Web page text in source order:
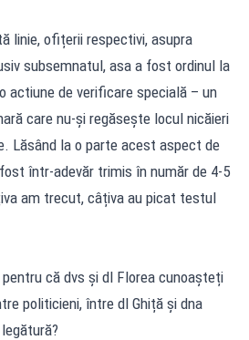
linie, ofițerii respectivi, asupra
subsemnatul, asa a fost ordinul la
actiune de verificare specială – un
care nu-și regăsește locul nicăieri
Lăsând la o parte acest aspect de
într-adevăr trimis în număr de 4-5
am trecut, câțiva au picat testul
că dvs și dl Florea cunoașteți
politicieni, între dl Ghiță și dna